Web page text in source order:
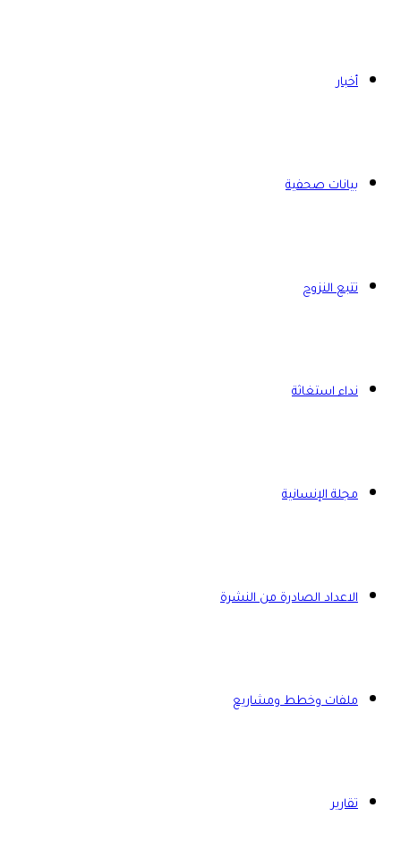
أخبار
بيانات صحفية
تتبع النزوح
نداء استغاثة
مجلة الإنسانية
الاعداد الصادرة من النشرة
ملفات وخطط ومشاريع
تقارير